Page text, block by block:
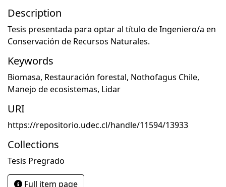
Description
Tesis presentada para optar al título de Ingeniero/a en
Conservación de Recursos Naturales.
Keywords
Biomasa, Restauración forestal, Nothofagus Chile,
Manejo de ecosistemas, Lidar
URI
https://repositorio.udec.cl/handle/11594/13933
Collections
Tesis Pregrado
Full item page